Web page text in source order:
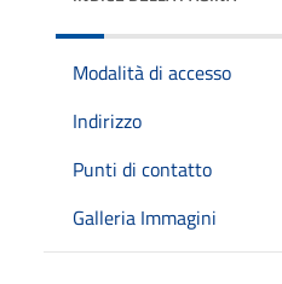
Modalità di accesso
Indirizzo
Punti di contatto
Galleria Immagini